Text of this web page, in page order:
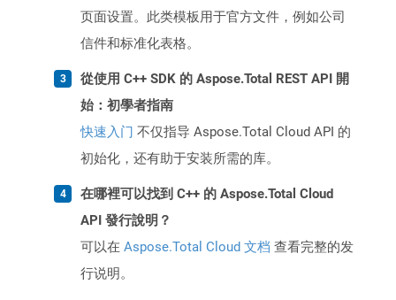
页面设置。此类模板用于官方文件，例如公司
信件和标准化表格。
從使用 C++ SDK 的 Aspose.Total REST API 開
始：初學者指南
快速入门 不仅指导 Aspose.Total Cloud API 的
初始化，还有助于安装所需的库。
在哪裡可以找到 C++ 的 Aspose.Total Cloud
API 發行說明？
可以在 Aspose.Total Cloud 文档 查看完整的发
行说明。